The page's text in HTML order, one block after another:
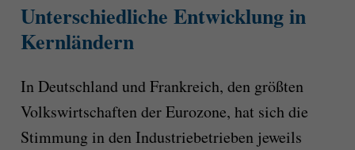
Unterschiedliche Entwicklung in
Kernländern
In Deutschland und Frankreich, den größten
Volkswirtschaften der Eurozone, hat sich die
Stimmung in den Industriebetrieben jeweils